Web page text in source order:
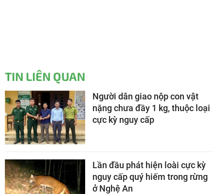
TIN LIÊN QUAN
Người dân giao nộp con vật
nặng chưa đầy 1 kg, thuộc loại
cực kỳ nguy cấp
Lần đầu phát hiện loài cực kỳ
nguy cấp quý hiếm trong rừng
ở Nghệ An